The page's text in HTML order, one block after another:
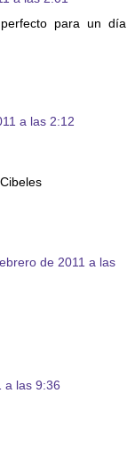
para un día
a las 2:12
de 2011 a las
a las 9:36